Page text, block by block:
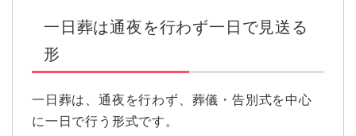
一日葬は通夜を行わず一日で見送る
形
一日葬は、通夜を行わず、葬儀・告別式を中心
に一日で行う形式です。